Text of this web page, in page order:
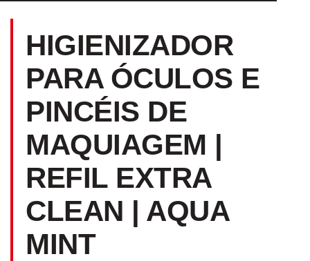
HIGIENIZADOR
PARA ÓCULOS E
PINCÉIS DE
MAQUIAGEM |
REFIL EXTRA
CLEAN | AQUA
MINT